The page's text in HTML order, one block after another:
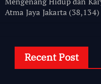
Atma Jaya Jakarta (38,134)
Recent Post